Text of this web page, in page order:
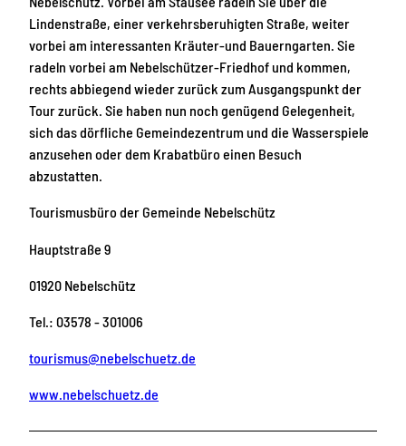
Lindenstraße, einer verkehrsberuhigten Straße, weiter
vorbei am interessanten Kräuter-und Bauerngarten. Sie
radeln vorbei am Nebelschützer-Friedhof und kommen,
rechts abbiegend wieder zurück zum Ausgangspunkt der
Tour zurück. Sie haben nun noch genügend Gelegenheit,
sich das dörfliche Gemeindezentrum und die Wasserspiele
anzusehen oder dem Krabatbüro einen Besuch
abzustatten.
Tourismusbüro der Gemeinde Nebelschütz
Hauptstraße 9
01920 Nebelschütz
Tel.: 03578 - 301006
tourismus@nebelschuetz.de
www.nebelschuetz.de